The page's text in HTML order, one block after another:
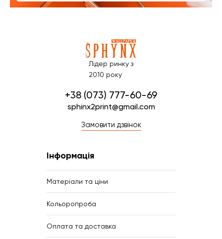
Лідер ринку з
2010 року
+38 (073) 777-60-69
sphinx2print@gmail.com
Замовити дзвінок
Інформація
Матеріали та ціни
Кольоропроба
Оплата та доставка